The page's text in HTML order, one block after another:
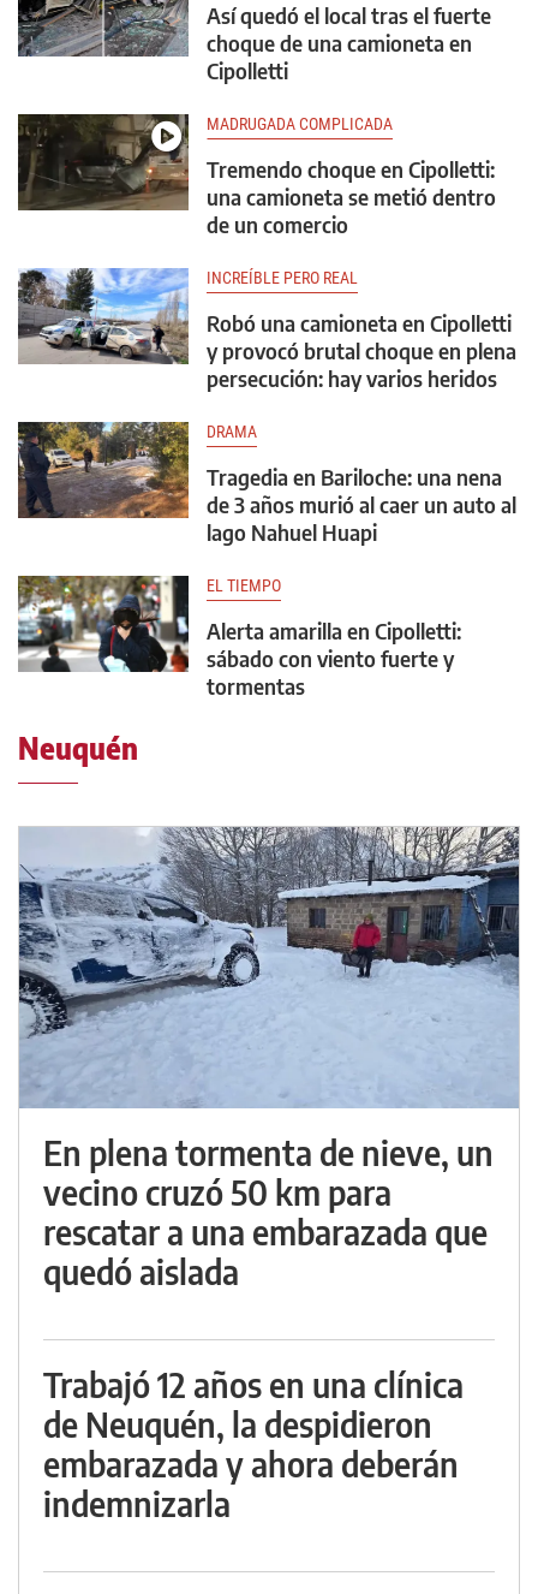
Así quedó el local tras el fuerte
choque de una camioneta en
Cipolletti
MADRUGADA COMPLICADA
Tremendo choque en Cipolletti:
una camioneta se metió dentro
de un comercio
INCREÍBLE PERO REAL
Robó una camioneta en Cipolletti
y provocó brutal choque en plena
persecución: hay varios heridos
DRAMA
Tragedia en Bariloche: una nena
de 3 años murió al caer un auto al
lago Nahuel Huapi
EL TIEMPO
Alerta amarilla en Cipolletti:
sábado con viento fuerte y
tormentas
Neuquén
En plena tormenta de nieve, un
vecino cruzó 50 km para
rescatar a una embarazada que
quedó aislada
Trabajó 12 años en una clínica
de Neuquén, la despidieron
embarazada y ahora deberán
indemnizarla